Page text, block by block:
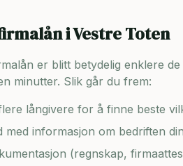
iVestre Toten
er blitt betydelig enklere
minutter. Slik går du frem:
långivere for å finne beste
med informasjon om bedriften
(regnskap,